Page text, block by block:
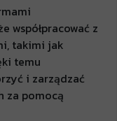
współpracować z
takimi jak
temu
i zarządzać
za pomocą